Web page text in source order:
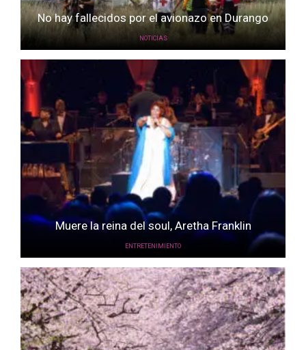
No hay fallecidos por el avionazo en Durango
NOTICIAS
Muere la reina del soul, Aretha Franklin
ENTRETENIMIENTO